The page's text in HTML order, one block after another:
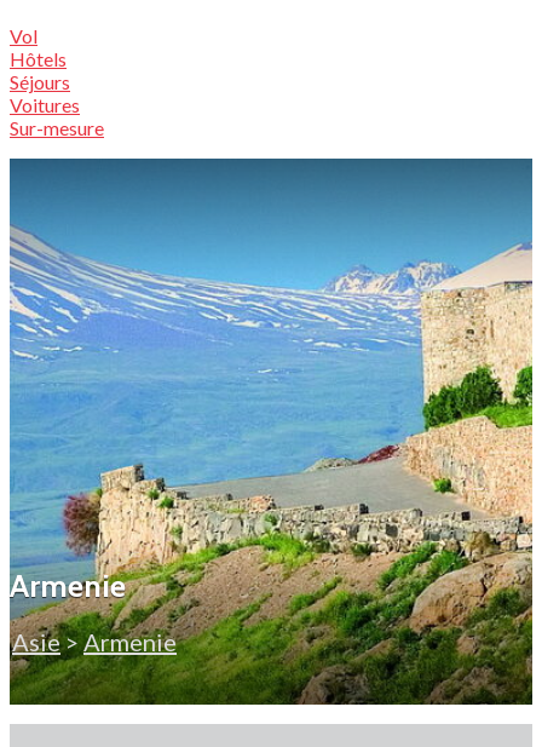
Vol
Hôtels
Séjours
Voitures
Sur-mesure
Armenie
Asie>Armenie